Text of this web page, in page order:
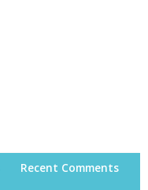
Recent Comments